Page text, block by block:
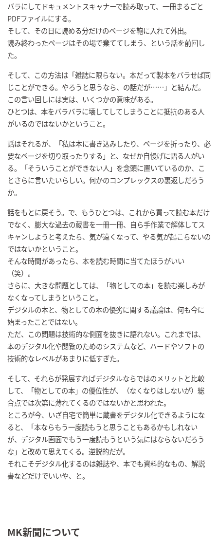
バラにしてドキュメントスキャナーで読み取って、一冊まるごと
PDFファイルにする。
そして、その日に読める分だけのページを鞄に入れて外出。
読み終わったページはその場で棄ててしまう、という話を前回し
た。
そして、この方法は「雑誌に限らない。本だって製本をバラせば同
じことができる。やろうと思うなら、の話だが……」と結んだ。
この言い回しには実は、いくつかの意味がある。
ひとつは、本をバラバラに壊してしてしまうことに抵抗のある人
がいるのではないかということ。
話はそれるが、「私は本に書き込みしたり、ページを折ったり、必
要なページを切り取ったりする」と、なぜか自慢げに語る人がい
る。「そういうことができない人」を念頭に置いているのか、こ
とさらに言いたいらしい。何かのコンプレックスの裏返しだろう
か。
話をもとに戻そう。で、もうひとつは、これから買って読む本だけ
でなく、膨大な過去の蔵書を一冊一冊、自ら手作業で解体してス
キャンしようと考えたら、気が遠くなって、やる気が起こらないの
ではないかということ。
そんな時間があったら、本を読む時間に当てたほうがいい
（笑）。
さらに、大きな問題としては、「物としての本」を読む楽しみが
なくなってしまうということ。
デジタルの本と、物としての本の優劣に関する議論は、何も今に
始まったことではない。
ただ、この問題は技術的な側面を抜きに語れない。これまでは、
本のデジタル化や閲覧のためのシステムなど、ハードやソフトの
技術的なレベルがあまりに低すぎた。
そして、それらが発展すればデジタルならではのメリットと比較
して、「物としての本」の優位性が、（なくなりはしないが）総
合点では次第に薄れてくるのではないかと思われた。
ところが今、いざ自宅で簡単に蔵書をデジタル化できるようにな
ると、「本ならもう一度読もうと思うこともあるかもしれない
が、デジタル画面でもう一度読もうという気にはならないだろう
な」と改めて思えてくる。逆説的だが。
それこそデジタル化するのは雑誌や、本でも資料的なもの、解説
書などだけでいいや、と。
MK新聞について